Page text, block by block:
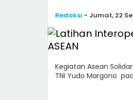
Redaksi - Jumat, 22
Kegiatan Asean
TNI Yudo Margono